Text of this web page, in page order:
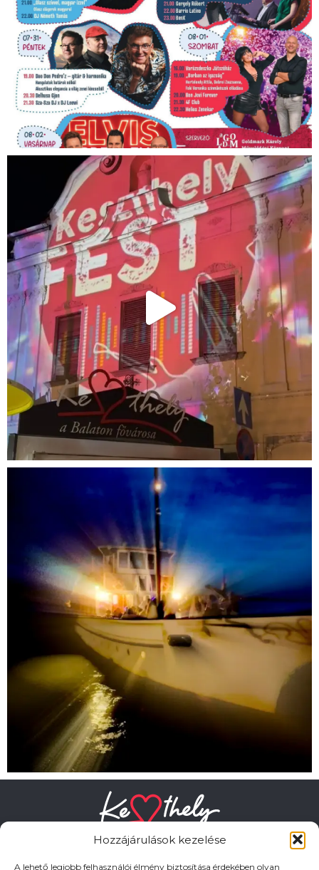
Hozzájárulások kezelése
A lehető legjobb felhasználói élmény biztosítása érdekében olyan